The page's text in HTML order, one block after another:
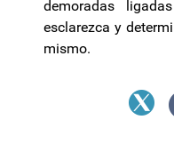
demoradas
esclarezca y
mismo.